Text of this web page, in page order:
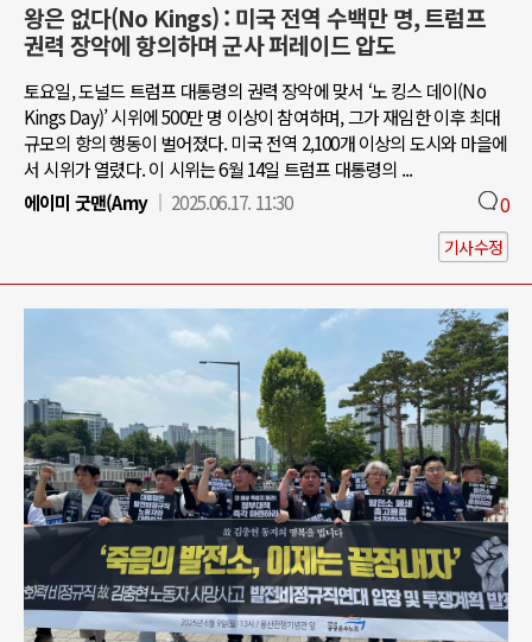
왕은 없다(No Kings) : 미국 전역 수백만 명, 트럼프
권력 장악에 항의하며 군사 퍼레이드 압도
토요일, 도널드 트럼프 대통령의 권력 장악에 맞서 ‘노 킹스 데이(No
Kings Day)’ 시위에 500만 명 이상이 참여하며, 그가 재임한 이후 최대
규모의 항의 행동이 벌어졌다. 미국 전역 2,100개 이상의 도시와 마을에
서 시위가 열렸다. 이 시위는 6월 14일 트럼프 대통령의 ...
에이미 굿맨(Amy
2025.06.17. 11:30 0
기사수정